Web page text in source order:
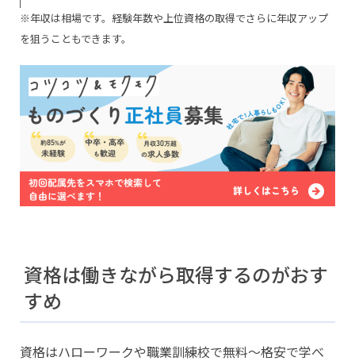
※年収は相場です。経験年数や上位資格の取得でさらに年収アップ
を狙うこともできます。
資格は働きながら取得するのがおす
すめ
資格はハローワークや職業訓練校で無料〜格安で学べ